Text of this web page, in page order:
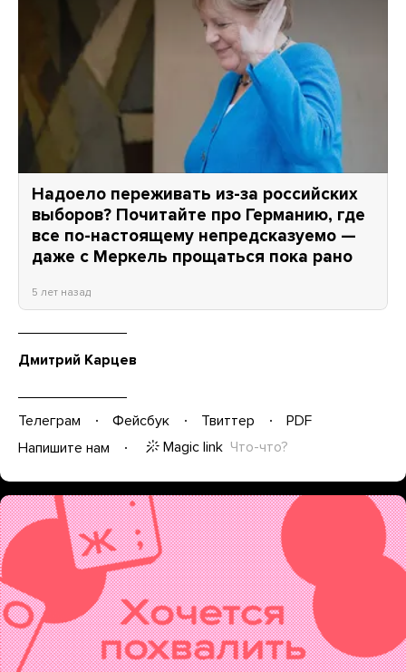
Надоело переживать из-за российских
выборов? Почитайте про Германию, где
все по-настоящему непредсказуемо —
даже с Меркель прощаться пока рано
5 лет назад
Дмитрий Карцев
Телеграм Фейсбук Твиттер
PDF
Напишите нам
Magic link Что-что?